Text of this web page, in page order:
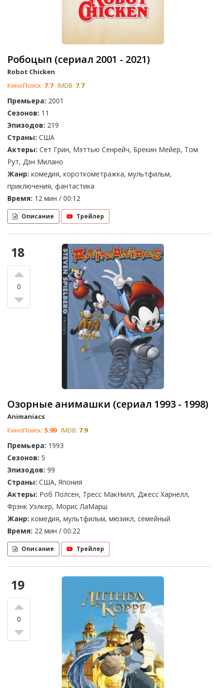
Робоцып (сериал 2001 - 2021)
Robot Chicken
КиноПоиск: 7.7 IMDB: 7.7
Премьера: 2001
Сезонов: 11
Эпизодов: 219
Страны: США
Актеры: Сет Грин, Мэттью Сенрейч, Брекин Мейер, Том
Рут, Дэн Милано
Жанр: комедия, короткометражка, мультфильм,
приключения, фантастика
Время: 12 мин / 00:12
Описание Трейлер
18
0
Озорные анимашки (сериал 1993 - 1998)
Animaniacs
КиноПоиск: 5.99 IMDB: 7.9
Премьера: 1993
Сезонов: 5
Эпизодов: 99
Страны: США, Япония
Актеры: Роб Полсен, Тресс МакНилл, Джесс Харнелл,
Фрэнк Уэлкер, Морис ЛаМарш
Жанр: комедия, мультфильм, мюзикл, семейный
Время: 22 мин / 00:22
Описание Трейлер
19
0